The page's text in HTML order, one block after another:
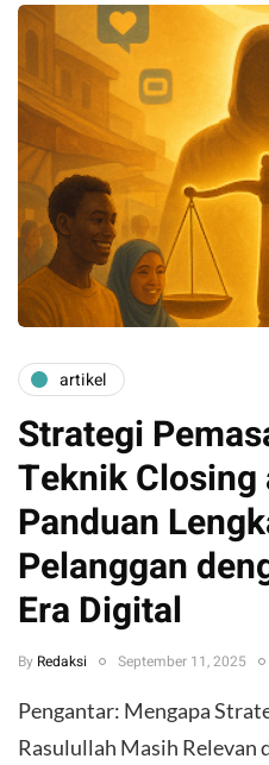
artikel
Strategi
Teknik Closing
Panduan
Pelanggan
Era Digital
By Redaksi September 11, 2025
Pengantar: Mengapa
Rasulullah Masih Relevan